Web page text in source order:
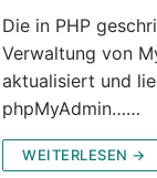
Die in PHP
Verwaltung von
aktualisiert und
phpMyAdmin……
WEITERLESEN →